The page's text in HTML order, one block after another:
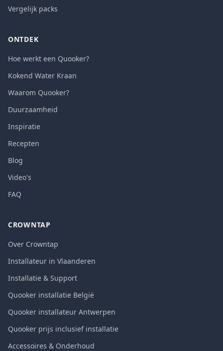
Vergelijk packs
ONTDEK
Hoe werkt een Quooker?
Kokend Water Kraan
Waarom Quooker?
Duurzaamheid
Inspiratie
Recepten
Blog
Video's
FAQ
CROWNTAP
Over Crowntap
Installateur in Vlaanderen
Installatie & Support
Quooker installatie België
Quooker installateur Antwerpen
Quooker prijs inclusief installatie
Accessoires & Onderhoud